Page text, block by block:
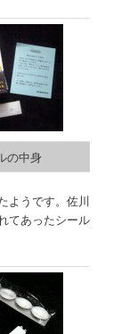
の中身
ようです。佐川
てあったシール